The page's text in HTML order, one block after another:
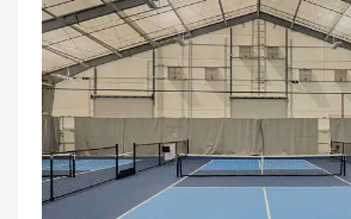
e
d
o